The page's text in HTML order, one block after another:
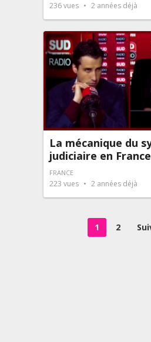
236vues 2 années déjà
La mécanique du
judiciaire en France
FRANCE
223 vues 2 années déjà
1 2